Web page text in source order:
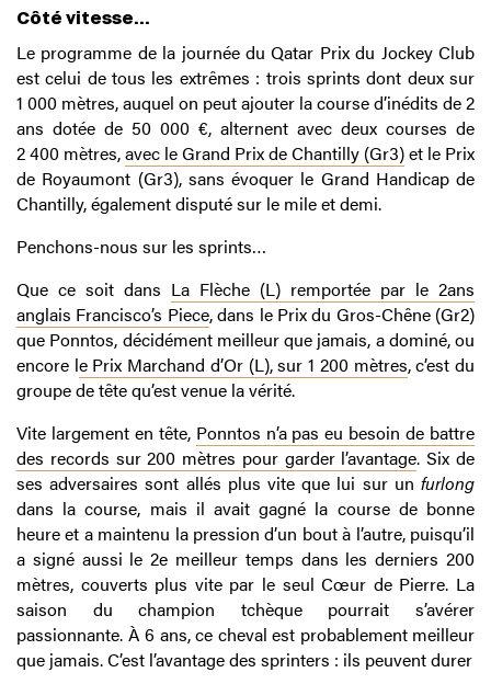
Côté vitesse…
Le programme de la journée du Qatar Prix du Jockey Club
est celui de tous les extrêmes : trois sprints dont deux sur
1 000 mètres, auquel on peut ajouter la course d’inédits de 2
ans dotée de 50 000 €, alternent avec deux courses de
2 400 mètres,avec le Grand Prix de Chantilly (Gr3)et le Prix
de Royaumont (Gr3), sans évoquer le Grand Handicap de
Chantilly, également disputé sur le mile et demi.
Penchons-nous sur les sprints…
Que ce soit dans La Flèche (L) remportée par le 2ans
anglais Francisco’s Piece, dans le Prix du Gros-Chêne (Gr2)
que Ponntos, décidément meilleur que jamais, a dominé, ou
encore le Prix Marchand d’Or (L), sur 1 200 mètres, c’est du
groupe de tête qu’est venue la vérité.
Vite largement en tête, Ponntos n’a pas eu besoin de battre
des records sur 200 mètres pour garder l’avantage. Six de
ses adversaires sont allés plus vite que lui sur un furlong
dans la course, mais il avait gagné la course de bonne
heure et a maintenu la pression d’un bout à l’autre, puisqu’il
a signé aussi le 2e meilleur temps dans les derniers 200
mètres, couverts plus vite par le seul Cœur de Pierre. La
saison du champion tchèque pourrait s’avérer
passionnante. À 6 ans, ce cheval est probablement meilleur
que jamais. C’est l’avantage des sprinters : ils peuvent durer